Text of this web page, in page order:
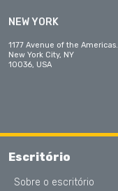
NEW YORK
1177 Avenue of the Americas.
New York City, NY
10036, USA
Escritório
Sobre o escritório